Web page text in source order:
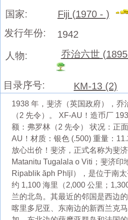
国家:
Fiji (1970 - )
发行年份:
1942
人物:
乔治六世
目录序号: KM-13 (2)
1938 年，斐济（英国政府），乔
（2 先令）。 XF-AU！造币厂
额：弗罗林（2 先令） 状况：正
AU！材质：银色 (.500) 重量：
放心出价！斐济，正式名称为斐
Matanitu Tugalala o Viti；斐济印
Ripablik ăph Phījī），是位于南
约 1,100 海里（2,000 公里；
兰的北岛。其最近的邻国是西边
喀里多尼亚、东南边的新西兰克